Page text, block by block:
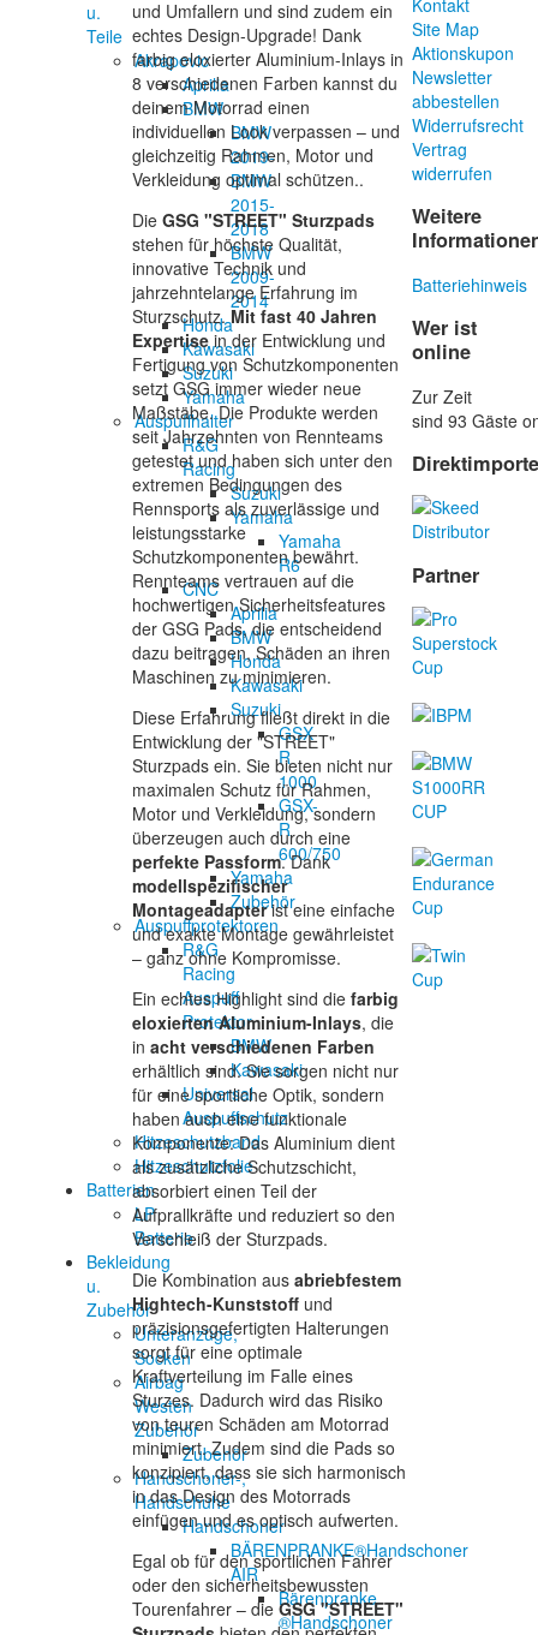
u.
Teile
Akrapovic
Aprilia
BMW
BMW
2019-
BMW
2015-
2018
BMW
2009-
2014
Honda
Kawasaki
Suzuki
Yamaha
Auspuffhalter
R&G
Racing
Suzuki
Yamaha
Yamaha
R6
CNC
Aprilia
BMW
Honda
Kawasaki
Suzuki
GSX-
R
1000
GSX-
R
600/750
Yamaha
Zubehör
Auspuffprotektoren
R&G
Racing
Auspuff
Protektor
BMW
Kawasaki
Universal
Auspuffschutz
Hitzeschutzband
Hitzeschutzfolie
Batterien
LP
Batterie
Bekleidung
u.
Zubehör
Unteranzüge,
Socken
Airbag
Westen
Zubehör
Zubehör
Handschoner-,
Handschuhe
Handschoner
BÄRENPRANKE®Handschoner
AIR
Bärenpranke
®Handschoner
und Umfallern und sind zudem ein
echtes Design-Upgrade! Dank
farbig eloxierter Aluminium-Inlays in
8 verschiedenen Farben kannst du
deinem Motorrad einen
individuellen Look verpassen – und
gleichzeitig Rahmen, Motor und
Verkleidung optimal schützen..
Die GSG "STREET" Sturzpads
stehen für höchste Qualität,
innovative Technik und
jahrzehntelange Erfahrung im
Sturzschutz.Mit fast 40 Jahren
Expertisein der Entwicklung und
Fertigung von Schutzkomponenten
setzt GSG immer wieder neue
Maßstäbe. Die Produkte werden
seit Jahrzehnten von Rennteams
getestet und haben sich unter den
extremen Bedingungen des
Rennsports als zuverlässige und
leistungsstarke
Schutzkomponenten bewährt.
Rennteams vertrauen auf die
hochwertigen Sicherheitsfeatures
der GSG Pads, die entscheidend
dazu beitragen, Schäden an ihren
Maschinen zu minimieren.
Diese Erfahrung fließt direkt in die
Entwicklung der "STREET"
Sturzpads ein. Sie bieten nicht nur
maximalen Schutz für Rahmen,
Motor und Verkleidung, sondern
überzeugen auch durch eine
perfekte Passform. Dank
modellspezifischer
Montageadapterist eine einfache
und exakte Montage gewährleistet
– ganz ohne Kompromisse.
Ein echtes Highlight sind die farbig
eloxierten Aluminium-Inlays, die
in acht verschiedenen Farben
erhältlich sind. Sie sorgen nicht nur
für eine sportliche Optik, sondern
haben auch eine funktionale
Komponente: Das Aluminium dient
als zusätzliche Schutzschicht,
absorbiert einen Teil der
Aufprallkräfte und reduziert so den
Verschleiß der Sturzpads.
Die Kombination aus abriebfestem
Hightech-Kunststoffund
präzisionsgefertigten Halterungen
sorgt für eine optimale
Kraftverteilung im Falle eines
Sturzes. Dadurch wird das Risiko
von teuren Schäden am Motorrad
minimiert. Zudem sind die Pads so
konzipiert, dass sie sich harmonisch
in das Design des Motorrads
einfügen und es optisch aufwerten.
Egal ob für den sportlichen Fahrer
oder den sicherheitsbewussten
Tourenfahrer – die GSG "STREET"
Kontakt
Site Map
Aktionskupon
Newsletter
abbestellen
Widerrufsrecht
Vertrag
widerrufen
Weitere
Batteriehinweis
Wer ist
online
Zur Zeit
sind 93 Gäste
Partner